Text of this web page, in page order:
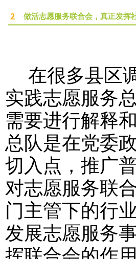
2 做活志愿服务联合会，真正发挥
在很多县区
实践志愿服务
需要进行解释
总队是在党委
切入点，推广
对志愿服务联
门主管下的行
发展志愿服务